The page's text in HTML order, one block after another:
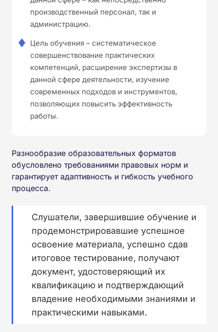
производственный персонал, так и
администрацию.
Цель обучения – систематическое
совершенствование практических
компетенций, расширение экспертизы в
данной сфере деятельности, изучение
современных подходов и инструментов,
позволяющих повысить эффективность
работы.
Разнообразие образовательных форматов
обусловлено требованиями правовых норм и
гарантирует адаптивность и гибкость учебного
процесса.
Слушатели, завершившие обучение и
продемонстрировавшие успешное
освоение материала, успешно сдав
итоговое тестирование, получают
документ, удостоверяющий их
квалификацию и подтверждающий
владение необходимыми знаниями и
практическими навыками.